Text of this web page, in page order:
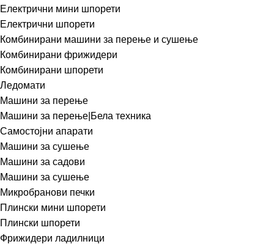
Електрични мини шпорети
Електрични шпорети
Комбинирани машини за перење и сушење
Комбинирани фрижидери
Комбинирани шпорети
Ледомати
Машини за перење
Машини за перење|Бела техника
Самостојни апарати
Машини за сушење
Машини за садови
Машини за сушење
Микробранови печки
Плински мини шпорети
Плински шпорети
Фрижидери ладилници